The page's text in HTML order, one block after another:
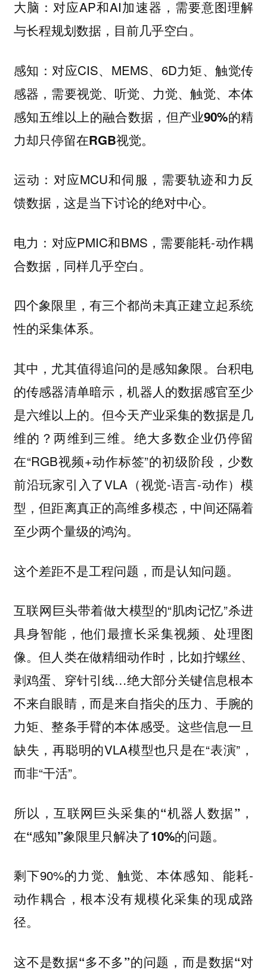
大脑：对应AP和AI加速器，需要意图理解
与长程规划数据， 目前几乎空白。
感知： 对应CIS、MEMS、6D力矩、触觉传
感器，需要视觉、听觉、力觉、触觉、本体
感知五维以上的融合数据， 但产业90%的精
力却只停留在RGB视觉。
运动： 对应MCU和伺服，需要轨迹和力反
馈数据， 这是当下讨论的绝对中心。
电力： 对应PMIC和BMS，需要能耗-动作耦
合数据， 同样几乎空白。
四个象限里，有三个都尚未真正建立起系统
性的采集体系。
其中，尤其值得追问的是感知象限。台积电
的传感器清单暗示，机器人的数据感官至少
是六维以上的。但今天产业采集的数据是几
维的？两维到三维。绝大多数企业仍停留
在“RGB视频+动作标签”的初级阶段，少数
前沿玩家引入了VLA（视觉-语言-动作）模
型，但距离真正的高维多模态，中间还隔着
至少两个量级的鸿沟。
这个差距不是工程问题，而是认知问题。
互联网巨头带着做大模型的“肌肉记忆”杀进
具身智能，他们最擅长采集视频、处理图
像。但人类在做精细动作时，比如拧螺丝、
剥鸡蛋、穿针引线…绝大部分关键信息根本
不来自眼睛，而是来自指尖的压力、手腕的
力矩、整条手臂的本体感受。这些信息一旦
缺失，再聪明的VLA模型也只是在“表演”，
而非“干活”。
所以，互联网巨头采集的“机器人数据”，
在“感知”象限里只解决了10%的问题。
剩下90%的力觉、触觉、本体感知、能耗-
动作耦合，根本没有规模化采集的现成路
径。
这不是数据“多不多”的问题，而是数据“对